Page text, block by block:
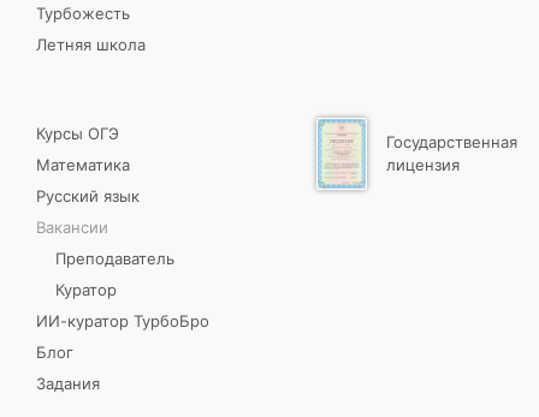
Турбожесть
Летняя школа
Курсы ОГЭ
Математика
Русский язык
Вакансии
Преподаватель
Куратор
ИИ-куратор ТурбоБро
Блог
Задания
Государственная
лицензия